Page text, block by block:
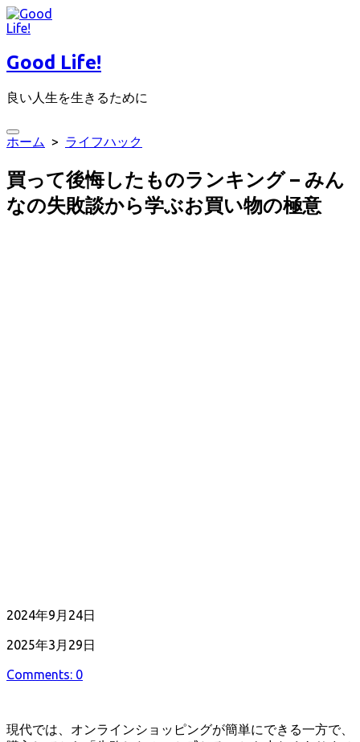
コ
ン
ン
へ
キ
ッ
Good Life!
良い人生を生きるために
検
り
替
え
ホーム > ライフハック
買って後悔したものランキング – みん
なの失敗談から学ぶお買い物の極意
公
日
2024年9月24日
最
更
2025年3月29日
Comments: 0
現代では、オンラインショッピングが簡単にできる一方で、